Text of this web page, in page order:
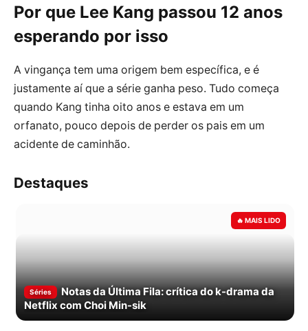
Por que Lee Kang passou 12 anos
esperando por isso
A vingança tem uma origem bem específica, e é
justamente aí que a série ganha peso. Tudo começa
quando Kang tinha oito anos e estava em um
orfanato, pouco depois de perder os pais em um
acidente de caminhão.
Destaques
Séries
Notas da Última Fila: crítica do k-drama da
Netflix com Choi Min-sik